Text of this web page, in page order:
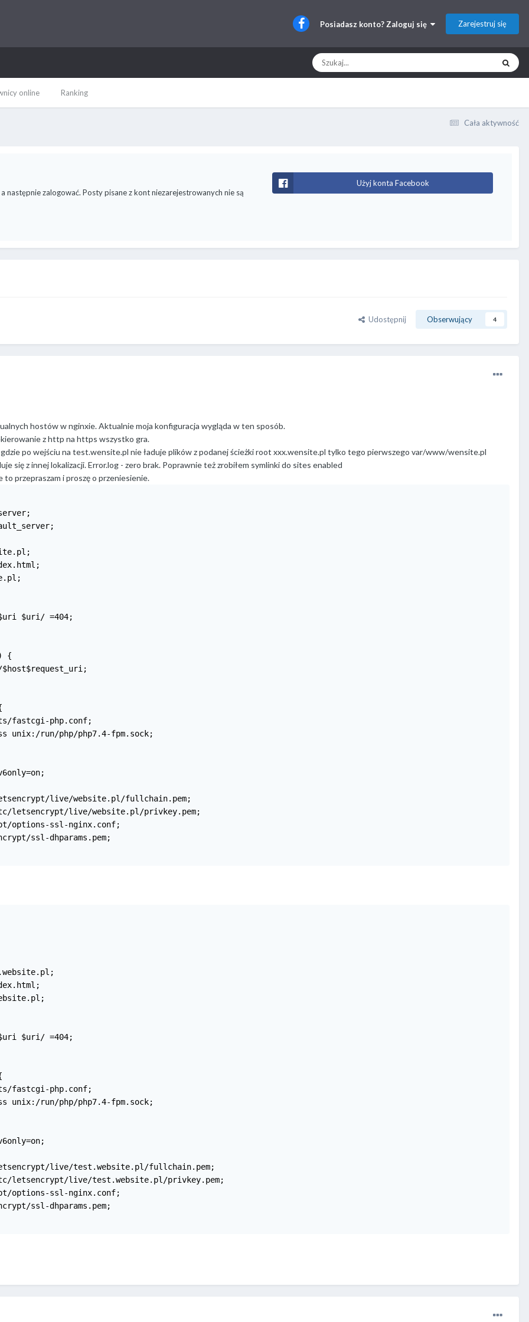
Posiadasz konto? Zaloguj się Zarejestruj się
online Ranking
Cała aktywność
następnie zalogować. Posty pisane z kont niezarejestrowanych nie są
Użyj konta Facebook
Udostępnij Obserwujący 4
hostów w nginxie. Aktualnie moja konfiguracja wygląda w ten sposób.
z http na https wszystko gra.
gdzie po wejściu na test.wensite.pl nie ładuje plików z podanej ścieżki root xxx.wensite.pl tylko tego pierwszego var/www/wensite.pl
się z innej lokalizacji. Error.log - zero brak. Poprawnie też zrobiłem symlinki do sites enabled
to przepraszam i proszę o przeniesienie.
{
live/website.pl/fullchain.pem;
letsencrypt/live/website.pl/privkey.pem;
options-ssl-nginx.conf;
ssl-dhparams.pem;
live/test.website.pl/fullchain.pem;
letsencrypt/live/test.website.pl/privkey.pem;
options-ssl-nginx.conf;
ssl-dhparams.pem;